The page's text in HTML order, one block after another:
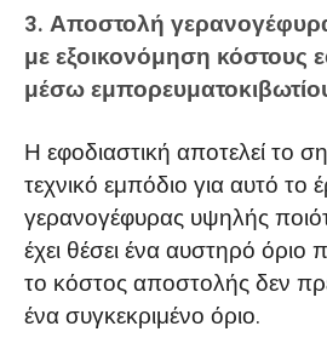
3. Αποστολή
με εξοικονόμηση κόστους
μέσω
Η εφοδιαστική αποτελεί το
τεχνικό εμπόδιο για αυτό το
γερανογέφυρας υψηλής
έχει θέσει ένα αυστηρό
το κόστος αποστολής δεν
ένα συγκεκριμένο όριο.